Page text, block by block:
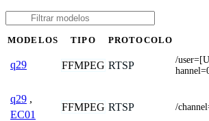
MODELOS TIPO PROTOCOLO
q29 FFMPEG RTSP
/
q29 ,
EC01
FFMPEG RTSP /